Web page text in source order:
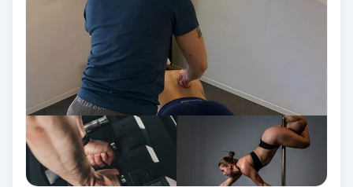
Hudföryngring
Huduppstramning
Hudvård
Hyaluronsyra